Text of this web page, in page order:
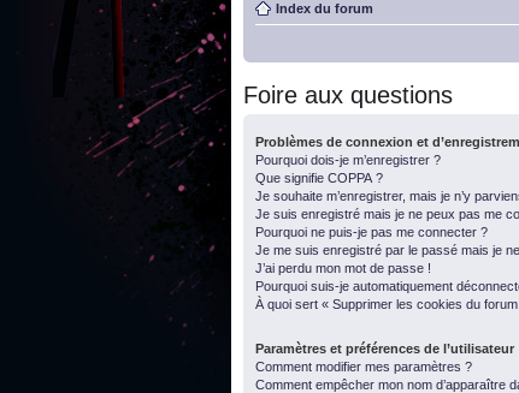
Index du forum
Foire aux questions
Problèmes de connexion et
Pourquoi dois-je m’enregistrer ?
Que signifie COPPA ?
Je souhaite m’enregistrer, mais je n’y
Je suis enregistré mais je ne peux pas me
Pourquoi ne puis-je pas me connecter ?
Je me suis enregistré par le passé mais je
J’ai perdu mon mot de passe !
Pourquoi suis-je automatiquement
À quoi sert « Supprimer les cookies du
Paramètres et préférences de l’utilisateur
Comment modifier mes paramètres ?
Comment empêcher mon nom d’apparaître